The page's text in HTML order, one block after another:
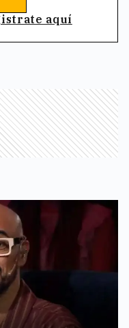
aquí